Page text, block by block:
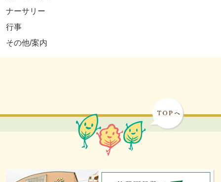
ナーサリー
行事
その他/案内